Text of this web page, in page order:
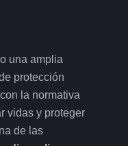
una amplia
protección
la normativa
vidas y proteger
de las